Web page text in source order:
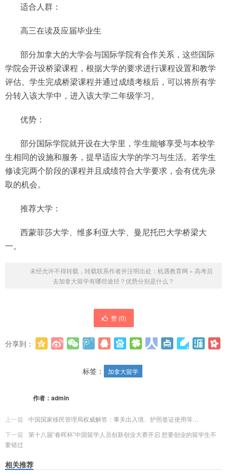
适合人群：
高三在读及应届毕业生
部分加拿大的大学会与国际学院有合作关系，这些国际
学院会开设桥梁课程，根据大学的要求进行课程设置和教学
评估。学生完成桥梁课程并通过成绩考核后，可以将所有学
分转入该大学中，进入该大学二年级学习。
优势：
部分国际学院就开设在大学里，学生能够享受与本校学
生相同的设施和服务，提早适应大学的学习与生活。若学生
修读完两个阶段的课程并且成绩符合大学要求，会有优先录
取的机会。
推荐大学：
西蒙菲莎大学、维多利亚大学、曼尼托巴大学桥梁大
一。
未经允许不得转载，转载联系作者并注明出处： 机遇教育网 » 高考后
去加拿大留学有哪些途径？优势分别是什么？
赞 (0)
分享到：
标签：
加拿大留学
作者： admin
上一篇
中国国家移民管理局权威解答：事关出入境、护照签证使用等…
下一篇
第十八届“春晖杯”中国留学人员创新创业大赛开启 想要创业的留学生不
要错过
相关推荐